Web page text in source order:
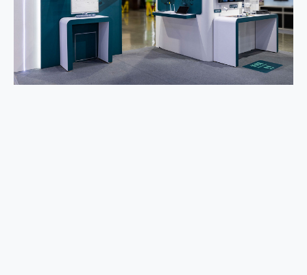
人像旗艦 vivo V30 系列 開箱 評測! 首搭蔡司光學鏡頭、攝影棚級柔光環、拍攝功能最好玩的美拍神機 vivo V30 Pro
多個願望一次滿足 超強散熱 微星 MSI Claw A1M-026TW 電競掌機 開箱 評測
一吸完美對位 擁有超強吸力與超好用的隱磁支架 O-ONE MAG 最會吸的行動電源 開箱 評測
OPPO 哈蘇 300mm 專業增距鏡實測：Find X9 Ultra 光學長焦隨手拍，紀錄生活就是這麼簡單
Motorola edge 70 pro 及 moto g37 power上市，登錄在送飛利浦氣炸鍋
近八千元的 Soundcore Liberty 5 Pro Max，有螢幕的耳機會是智商稅嗎?